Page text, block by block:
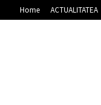
Home ACTUALITATEA